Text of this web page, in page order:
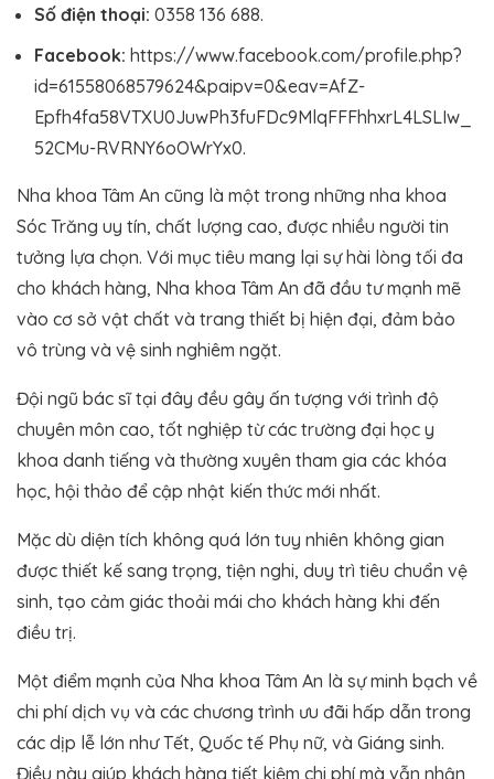
Số điện thoại: 0358 136 688.
Facebook: https://www.facebook.com/profile.php?
id=61558068579624&paipv=0&eav=AfZ-
Epfh4fa58VTXU0JuwPh3fuFDc9MlqFFFhhxrL4LSLIw_
52CMu-RVRNY6oOWrYx0.
Nha khoa Tâm An cũng là một trong những nha khoa
Sóc Trăng uy tín, chất lượng cao, được nhiều người tin
tưởng lựa chọn. Với mục tiêu mang lại sự hài lòng tối đa
cho khách hàng, Nha khoa Tâm An đã đầu tư mạnh mẽ
vào cơ sở vật chất và trang thiết bị hiện đại, đảm bảo
vô trùng và vệ sinh nghiêm ngặt​.
Đội ngũ bác sĩ tại đây đều gây ấn tượng với trình độ
chuyên môn cao, tốt nghiệp từ các trường đại học y
khoa danh tiếng và thường xuyên tham gia các khóa
học, hội thảo để cập nhật kiến thức mới nhất​.
Mặc dù diện tích không quá lớn tuy nhiên không gian
được thiết kế sang trọng, tiện nghi, duy trì tiêu chuẩn vệ
sinh, tạo cảm giác thoải mái cho khách hàng khi đến
điều trị.
Một điểm mạnh của Nha khoa Tâm An là sự minh bạch về
chi phí dịch vụ và các chương trình ưu đãi hấp dẫn trong
các dịp lễ lớn như Tết, Quốc tế Phụ nữ, và Giáng sinh.
Điều này giúp khách hàng tiết kiệm chi phí mà vẫn nhận